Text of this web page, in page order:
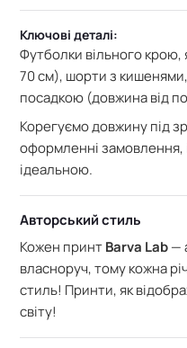
Ключові деталі:
Футболки вільного крою,
70 см), шорти з
посадкою (довжина від
Корегуємо довжину під
оформленні замовлення,
ідеальною.
Авторський стиль
Кожен принтBarva Lab—
власноруч, тому кожна
стиль! Принти, як
світу!